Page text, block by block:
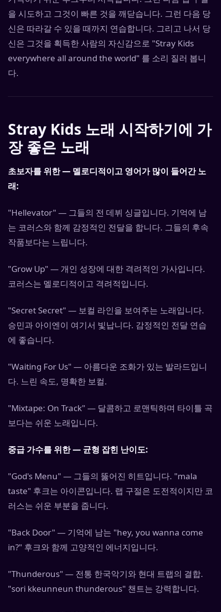
을 시도하고 그것이 빠른 것을 깨닫습니다. 그런 다음 당
신은 따라갈 수 있을 때까지 연습합니다. 그리고 나서 당
신은 그것을 획득한 사람의 자신감으로 "Stray Kids
everywhere all around the world" 를 소리 질러 봅니
다.
Stray Kids 노래 시작하기에 가
장 좋은 노래
초보자를 위한 — 멜로디적이고 영어가 많이 들어간 노
래:
"Hellevator" — 그들의 전 데뷔 싱글입니다. 기억에 남
는 코러스와 함께 감정적인 전달을 합니다. 그들의 후속
작품보다는 느립니다.
"Grow Up" — 개인 성장에 대한 격려적인 가사입니다.
코러스는 멜로디적이고 격려적입니다.
"Secret Secret" — 보컬 라인을 보여주는 노래입니다.
승민과 아이엔이 여기서 빛납니다. 감정적인 전달 연습
에 좋습니다.
"Waiting For Us" — 아름다운 조화가 있는 발라드입니
다. 느린 속도, 명확한 보컬.
"Mixtape: On Track" — 달콤하고 로맨틱하며 타이틀 곡
보다는 쉬운 노래입니다.
중급 가수를 위한 — 균형 잡힌 난이도:
"God's Menu" — 그들의 뚫어진 히트입니다. "mala
taste" 후크는 아이콘입니다. 랩 구절은 도전적이지만 코
러스는 쉬운 부분을 줍니다.
"Back Door" — 기억에 남는 "hey, you wanna come
in?" 후크와 함께 고양적인 에너지입니다.
"Thunderous" — 전통 한국악기와 현대 트랩의 결합.
"sori kkeunneun thunderous" 챈트는 강력합니다.